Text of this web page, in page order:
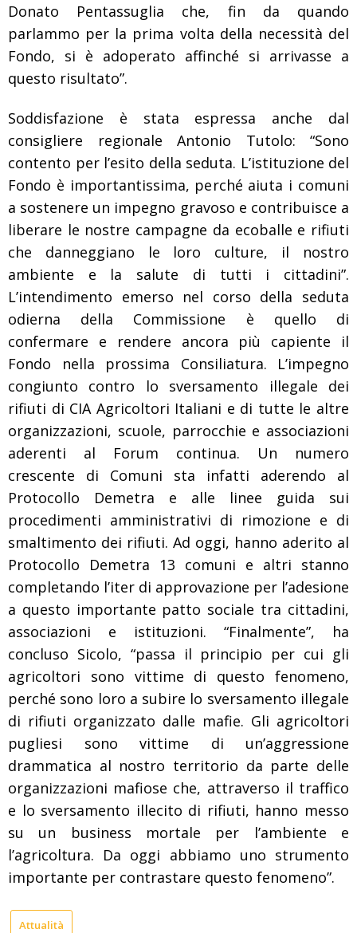
Donato Pentassuglia che, fin da quando
parlammo per la prima volta della necessità del
Fondo, si è adoperato affinché si arrivasse a
questo risultato”.
Soddisfazione è stata espressa anche dal
consigliere regionale Antonio Tutolo: “Sono
contento per l’esito della seduta. L’istituzione del
Fondo è importantissima, perché aiuta i comuni
a sostenere un impegno gravoso e contribuisce a
liberare le nostre campagne da ecoballe e rifiuti
che danneggiano le loro culture, il nostro
ambiente e la salute di tutti i cittadini”.
L’intendimento emerso nel corso della seduta
odierna della Commissione è quello di
confermare e rendere ancora più capiente il
Fondo nella prossima Consiliatura. L’impegno
congiunto contro lo sversamento illegale dei
rifiuti di CIA Agricoltori Italiani e di tutte le altre
organizzazioni, scuole, parrocchie e associazioni
aderenti al Forum continua. Un numero
crescente di Comuni sta infatti aderendo al
Protocollo Demetra e alle linee guida sui
procedimenti amministrativi di rimozione e di
smaltimento dei rifiuti. Ad oggi, hanno aderito al
Protocollo Demetra 13 comuni e altri stanno
completando l’iter di approvazione per l’adesione
a questo importante patto sociale tra cittadini,
associazioni e istituzioni. “Finalmente”, ha
concluso Sicolo, “passa il principio per cui gli
agricoltori sono vittime di questo fenomeno,
perché sono loro a subire lo sversamento illegale
di rifiuti organizzato dalle mafie. Gli agricoltori
pugliesi sono vittime di un’aggressione
drammatica al nostro territorio da parte delle
organizzazioni mafiose che, attraverso il traffico
e lo sversamento illecito di rifiuti, hanno messo
su un business mortale per l’ambiente e
l’agricoltura. Da oggi abbiamo uno strumento
importante per contrastare questo fenomeno”.
Attualità